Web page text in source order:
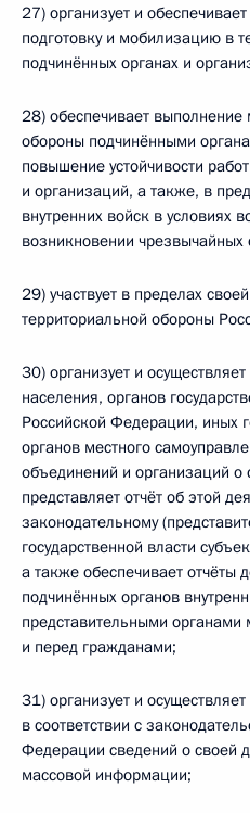
27) организует и
подготовку и мобилизацию в
подчинённых органах и
28) обеспечивает
обороны подчинёнными
повышение устойчивости
и организаций, а также, в
внутренних войск в условиях
возникновении
29) участвует в пределах
территориальной обороны
30) организует и
населения, органов
Российской Федерации, иных
органов местного
объединений и организаций о
представляет отчёт об этой
законодательному
государственной власти
а также обеспечивает отчёты
подчинённых органов
представительными
и перед гражданами;
31) организует и
в соответствии с
Федерации сведений о своей
массовой информации;